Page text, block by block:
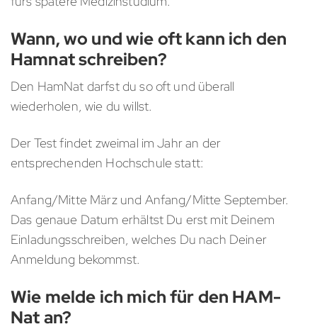
Wann, wo und wie oft kann ich den
Hamnat schreiben?
Den HamNat darfst du so oft und überall
wiederholen, wie du willst.
Der Test findet zweimal im Jahr an der
entsprechenden Hochschule statt:
Anfang/Mitte März und Anfang/Mitte September.
Das genaue Datum erhältst Du erst mit Deinem
Einladungsschreiben, welches Du nach Deiner
Anmeldung bekommst.
Wie melde ich mich für den HAM-
Nat an?